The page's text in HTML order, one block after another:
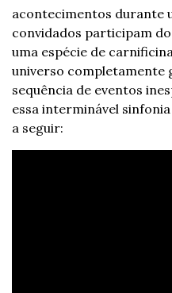
acontecimentos durante
convidados participam
uma espécie de
universo completamente
sequência de eventos
essa interminável
a seguir: